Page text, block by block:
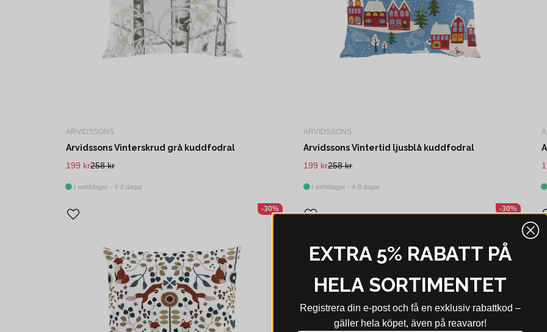
ARVIDSSONS
Arvidssons Vinterskrud grå kuddfodral
258 kr
199 kr
I webblager - 4-8 dagar
ARVIDSSONS
Arvidssons Vintertid ljusblå kuddfodral
258 kr
199 kr
I webblager - 4-8 dagar
-30% -30%
EXTRA 5% RABATT PÅ
HELA SORTIMENTET
Registrera din e‑post och få en exklusiv rabattkod –
gäller hela köpet, även på reavaror!